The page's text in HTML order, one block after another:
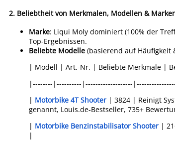
2. Beliebtheit von Merkmalen, Modellen &
Marke: Liqui Moly dominiert (100% der
Top-Ergebnissen.
Beliebte Modelle (basierend auf Häufigkeit
| Modell | Art.-Nr. | Beliebte Merkmale |
|--------|----------|-------------------
| Motorbike 4T Shooter | 3824 | Reinigt
genannt, Louis.de-Bestseller, 735+
| Motorbike Benzinstabilisator Shooter |
|